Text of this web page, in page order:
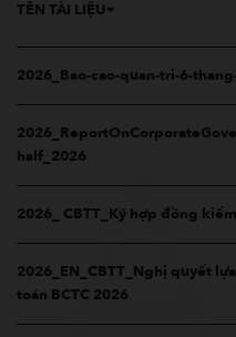
TÊN TÀI LIỆU
2026_Bao-cao-quan-tri-6-
half_2026
2026_ CBTT_Ký hợp đồng
2026_EN_CBTT_Nghị quyết
toán BCTC 2026